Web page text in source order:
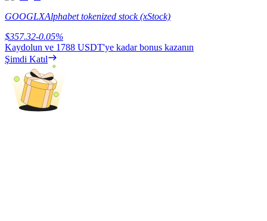
BTC Welcome Rewards
Deposit & Trade BTC to Share 25000 USDT prize pool!
Deposit CASHCAT & Win
GOOGLXAlphabet tokenized stock (xStock)
$357.32-0.05%
Kaydolun ve 1788 USDT'ye kadar bonus kazanın
Şimdi Katıl